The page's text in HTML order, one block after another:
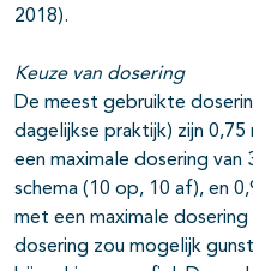
2018).
Keuze van dosering
De meest gebruikte
dagelijkse praktijk) zijn
een maximale dosering
schema (10 op, 10 af), en
met een maximale
dosering zou mogelijk